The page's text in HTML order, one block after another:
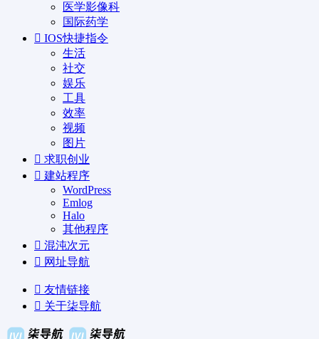
医学影像科
国际药学
IOS快捷指令
生活
社交
娱乐
工具
效率
视频
图片
求职创业
建站程序
WordPress
Emlog
Halo
其他程序
混沌次元
网址导航
友情链接
关于柒导航